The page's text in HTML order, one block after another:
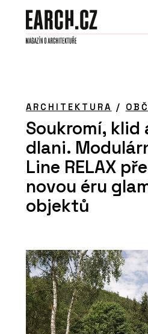
ARCHITEKTURA /
Soukromí, klid
dlani.
Line RELAX
novou éru
objektů